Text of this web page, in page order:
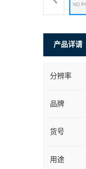
产品详请
分辨率
品牌
货号
用途